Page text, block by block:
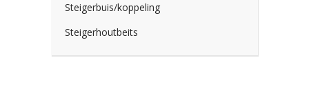
Steigerbuis/koppeling
Steigerhoutbeits